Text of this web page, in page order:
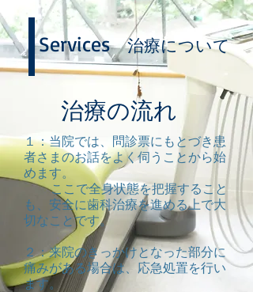
Services治療について
治療の流れ
１：当院では、問診票にもとづき患
者さまのお話をよく伺うことから始
めます。
ここで全身状態を把握すること
も、安全に歯科治療を進める上で大
切なことです。
２：来院のきっかけとなった部分に
痛みがある場合は、応急処置を行い
ます。